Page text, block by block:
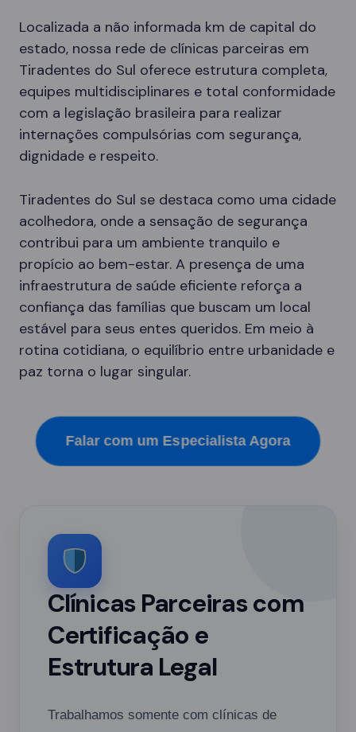
Localizada a não informada km de capital do
estado, nossa rede de clínicas parceiras em
Tiradentes do Sul oferece estrutura completa,
equipes multidisciplinares e total conformidade
com a legislação brasileira para realizar
internações compulsórias com segurança,
dignidade e respeito.
Tiradentes do Sul se destaca como uma cidade
acolhedora, onde a sensação de segurança
contribui para um ambiente tranquilo e
propício ao bem-estar. A presença de uma
infraestrutura de saúde eficiente reforça a
confiança das famílias que buscam um local
estável para seus entes queridos. Em meio à
rotina cotidiana, o equilíbrio entre urbanidade e
paz torna o lugar singular.
Falar com um Especialista Agora
Clínicas Parceiras com
Certificação e
Estrutura Legal
Trabalhamos somente com clínicas de